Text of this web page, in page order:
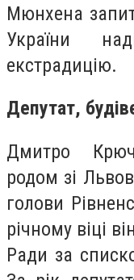
Мюнхена
України
екстрадицію.
Депутат,
Дмитро
родом зі
голови
річному віці
Ради за